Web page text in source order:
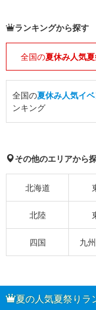
ランキングから探す
全国の夏休み人気夏
全国の夏休み人気イベ
ンキング
その他のエリアから
北海道
北陸
四国 九
夏の人気夏祭りラ